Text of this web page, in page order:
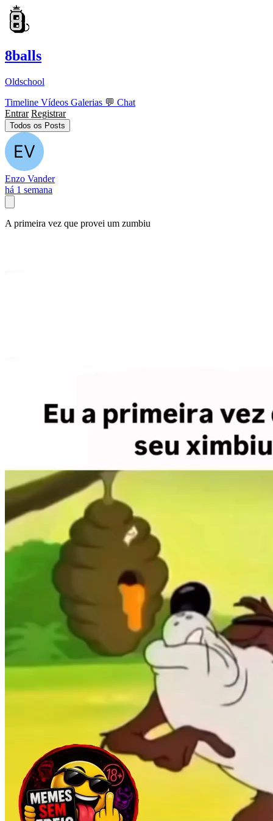
8balls
Oldschool
Timeline Vídeos Galerias 💬 Chat
Entrar Registrar
Todos os Posts
Enzo Vander
há 1 semana
A primeira vez que provei um zumbiu